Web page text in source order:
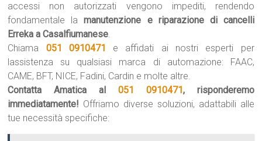
accessi non autorizzati vengono impediti, rendendo
fondamentale lamanutenzione e riparazione di cancelli
Erreka a Casalfiumanese.
Chiama 051 0910471
e affidati ai nostri esperti per
lassistenza su qualsiasi marca di automazione: FAAC,
CAME, BFT, NICE, Fadini, Cardin e molte altre.
Contatta Amatica al 051 0910471, risponderemo
immediatamente! Offriamo diverse soluzioni, adattabili alle
tue necessità specifiche: